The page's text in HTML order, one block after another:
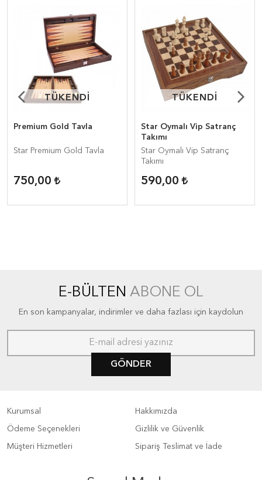
TÜKENDİ
TÜKENDİ
Premium Gold Tavla
Star Premium Gold Tavla
750,00
TÜKENDİ
TÜKENDİ
Star Oymalı Vip Satranç
Takımı
Star Oymalı Vip Satranç
Takımı
590,00
E-BÜLTEN ABONE OL
En son kampanyalar, indirimler ve daha fazlası için kaydolun
GÖNDER
Kurumsal
Ödeme Seçenekleri
Müşteri Hizmetleri
Hakkımızda
Gizlilik ve Güvenlik
Sipariş Teslimat ve İade